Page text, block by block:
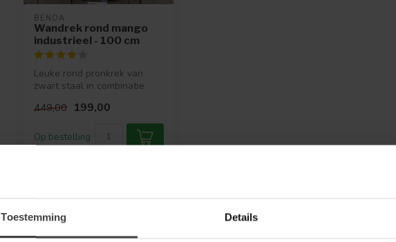
Toestemming Details
BENOA
Wandrek rond mango
industrieel - 100 cm
Leuke rond pronkrek van
zwart staal in combinatie
449,00 199,00
Op bestelling